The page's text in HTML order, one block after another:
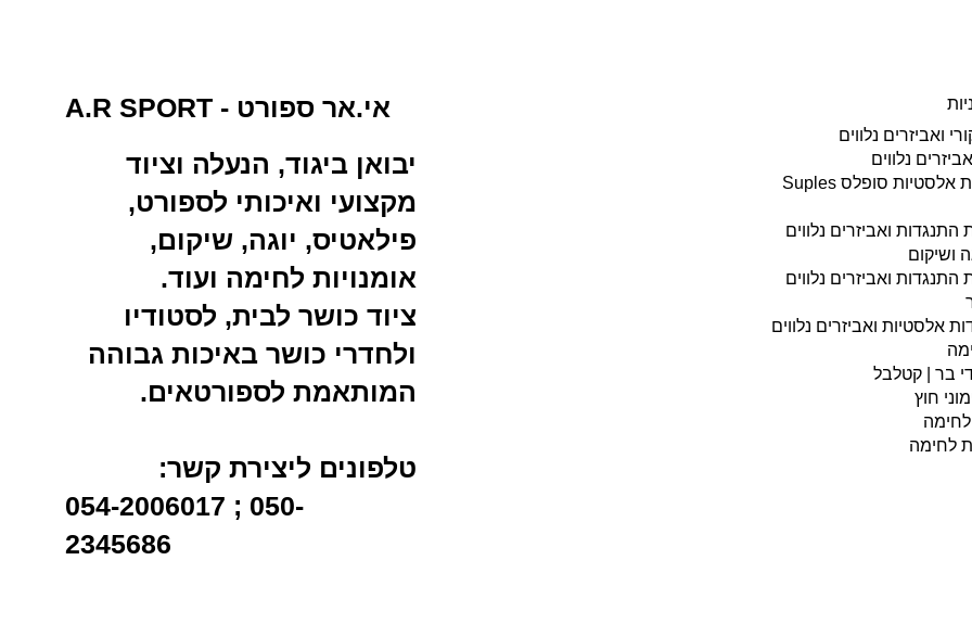
A.R SPORT - אי.אר ספורט
יבואן ביגוד, הנעלה וציוד
מקצועי ואיכותי לספורט,
פילאטיס, יוגה, שיקום,
אומנויות לחימה ועוד.
ציוד כושר לבית, לסטודיו
ולחדרי כושר באיכות גבוהה
המותאמת לספורטאים.
טלפונים ליצירת קשר:
054-2006017 ; 050-
2345686
ואביזרים נלווים
נלווים
מערכת רצועות אלסטיות סופלס Suples
התנגדות ואביזרים נלווים
ושיקום
התנגדות ואביזרים נלווים
אלסטיות ואביזרים נלווים
בר | קטלבל
חוץ
לחימה
לחימה